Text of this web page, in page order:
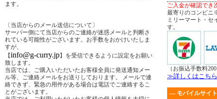
ます。
〔当店からのメール送信について〕
サーバー側にて当店からのご連絡が迷惑メールと判断さ
れている可能性がございます。お手数をおかけいたしま
すが、
【info@g-curry.jp】を受信できるように設定をお願い
致します。
当店では、ご購入いただいたお客様全員に発送通知メー
ル等、ご連絡メールをお送りしております。 メールで連
絡できず、緊急の用件がある場合は電話でご連絡するこ
とがございます。
ご入金が確認でき
最寄りのコンビニ
ミリーマート・セ
す。
（お振込手数料
≫詳しくはこち
― モバイルサイ